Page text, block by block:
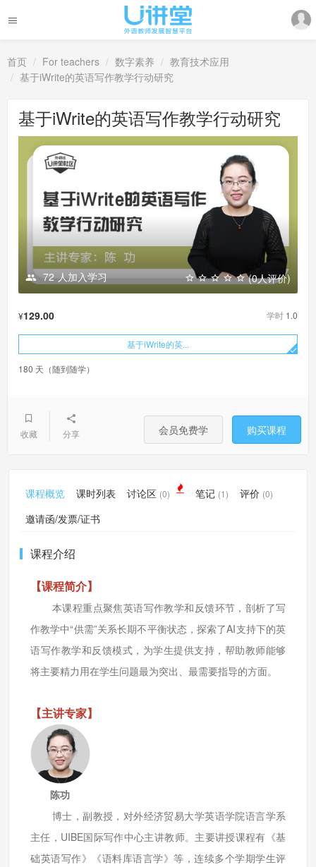
首页 For teachers 数字素养
教育技术应用
基于iWrite的英语写作教学行动研究
基于iWrite的英语写作教学行动研究
72 人加入学习 (0人评价)
¥129.00 学时 1.0
基于iWrite的英...
180 天（随到随学）
收藏 分享 会员免费学 购买课程
课程概览 课时列表 讨论区 (0) 笔记 (1) 评价 (0)
邀请函/发票/证书
课程介绍
【课程简介】
本课程重点聚焦英语写作教学和反馈环节，剖析了写
作教学中“供需”关系长期不平衡状态，探索了AI支持下的英
语写作教学和反馈模式，为学生提供支持，帮助教师能够
将主要精力用在学生问题最为突出、最需要指导的方面。
【主讲专家】
陈功
博士，副教授，对外经济贸易大学英语学院语言学系
主任，UIBE国际写作中心主讲教师。主要讲授课程有《基
础英语写作》《语料库语言学》等，连续多个学期学生评